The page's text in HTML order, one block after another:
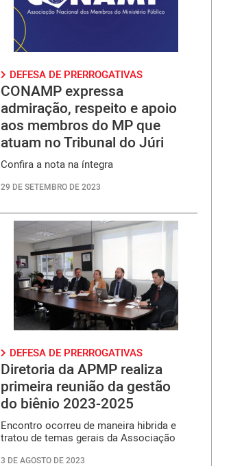
DEFESA DE PRERROGATIVAS
CONAMP expressa
admiração, respeito e apoio
aos membros do MP que
atuam no Tribunal do Júri
Confira a nota na íntegra
29 DE SETEMBRO DE 2023
DEFESA DE PRERROGATIVAS
Diretoria da APMP realiza
primeira reunião da gestão
do biênio 2023-2025
Encontro ocorreu de maneira hibrida e
tratou de temas gerais da Associação
3 DE AGOSTO DE 2023